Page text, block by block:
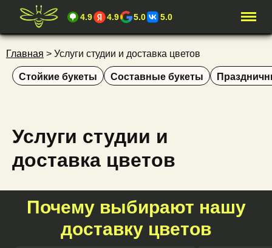
4.9 4.9 5.0 5.0
Главная > Услуги студии и доставка цветов
Стойкие букеты Составные букеты
Услуги студии и
доставка цветов
Почему выбирают нашу
доставку цветов